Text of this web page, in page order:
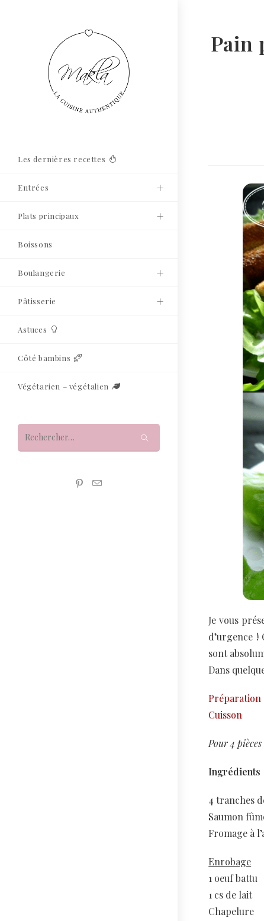
Les dernières recettes
Entrées
Plats principaux
Boissons
Boulangerie
Pâtisserie
Astuces
Côté bambins
Végétarien – végétalien
Pain
Je vous
d’urgence
sont
Dans
Préparation
Cuisson
Pour 4 pièces
Ingrédients
4 tranches
Saumon
Fromage à
Enrobage
1 oeuf battu
1 cs de lait
Chapelure